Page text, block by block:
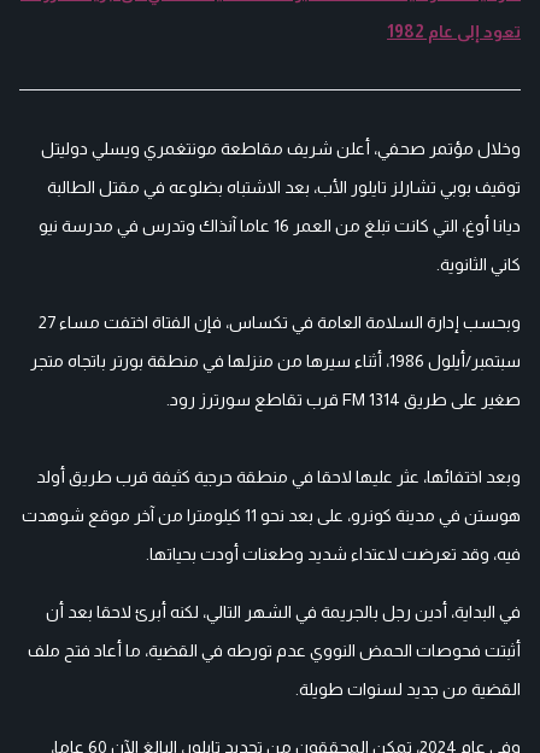
تعود إلى عام 1982
وخلال مؤتمر صحفي، أعلن شريف مقاطعة مونتغمري ويسلي دوليتل
توقيف بوبي تشارلز تايلور الأب، بعد الاشتباه بضلوعه في مقتل الطالبة
ديانا أوغ، التي كانت تبلغ من العمر 16 عاما آنذاك وتدرس في مدرسة نيو
كاني الثانوية.
وبحسب إدارة السلامة العامة في تكساس، فإن الفتاة اختفت مساء 27
سبتمبر/أيلول 1986، أثناء سيرها من منزلها في منطقة بورتر باتجاه متجر
صغير على طريق FM 1314 قرب تقاطع سورترز رود.
وبعد اختفائها، عثر عليها لاحقا في منطقة حرجية كثيفة قرب طريق أولد
هوستن في مدينة كونرو، على بعد نحو 11 كيلومترا من آخر موقع شوهدت
فيه، وقد تعرضت لاعتداء شديد وطعنات أودت بحياتها.
في البداية، أدين رجل بالجريمة في الشهر التالي، لكنه أبرئ لاحقا بعد أن
أثبتت فحوصات الحمض النووي عدم تورطه في القضية، ما أعاد فتح ملف
القضية من جديد لسنوات طويلة.
وفي عام 2024، تمكن المحققون من تحديد تايلور، البالغ الآن 60 عاما،